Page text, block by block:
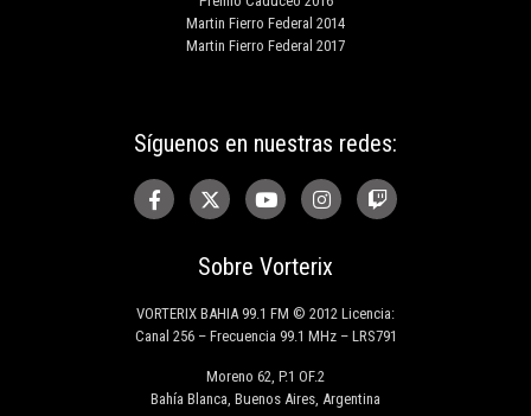
Sobre Vorterix
VORTERIX BAHIA 99.1 FM © 2012 Licencia:
Canal 256 – Frecuencia 99.1 MHz – LRS791
Moreno 62, P.1 OF.2
Bahía Blanca, Buenos Aires, Argentina
Síguenos en nuestras redes:
Martin Fierro Federal 2014
Martin Fierro Federal 2017